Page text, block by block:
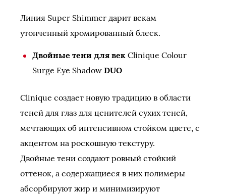
Линия Super Shimmer дарит векам
утонченный хромированный блеск.
Двойные тени для век Clinique Colour
Surge Eye Shadow DUO
Clinique создает новую традицию в области
теней для глаз для ценителей сухих теней,
мечтающих об интенсивном стойком цвете, с
акцентом на роскошную текстуру.
Двойные тени создают ровный стойкий
оттенок, а содержащиеся в них полимеры
абсорбируют жир и минимизируют